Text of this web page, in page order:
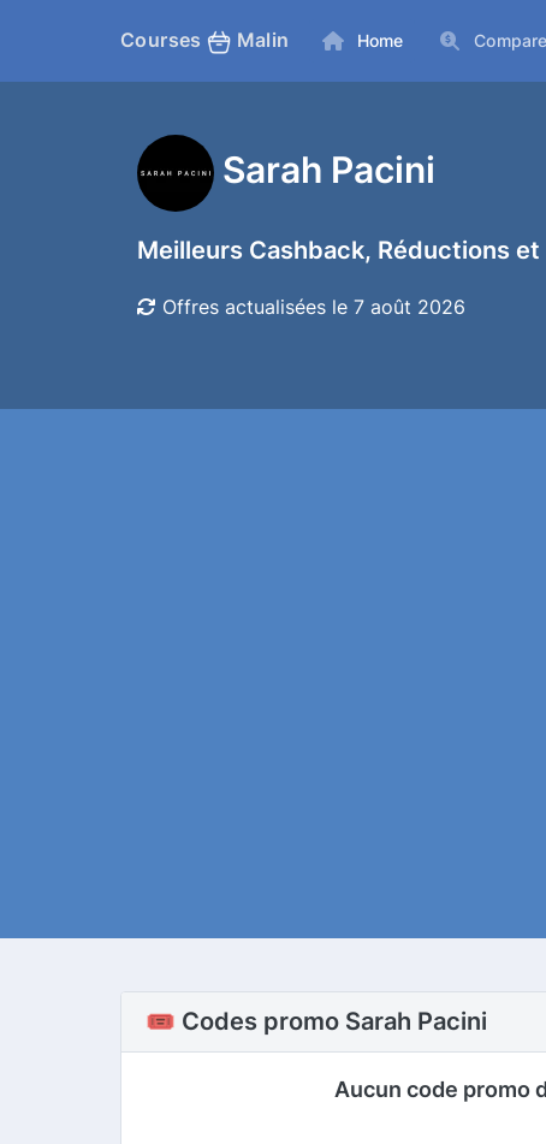
Courses Malin Home
Sarah Pacini
Meilleurs Cashback, Réductions
Offres actualisées le 7 août 2026
🎟️ Codes promo Sarah Pacini
Aucun code promo